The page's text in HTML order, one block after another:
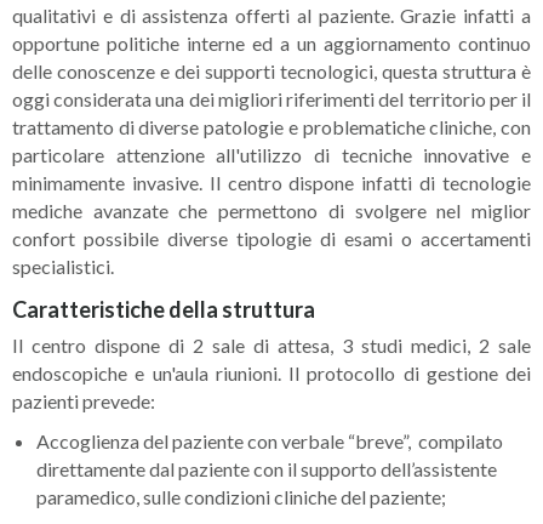
qualitativi e di assistenza offerti al paziente. Grazie infatti a
opportune politiche interne ed a un aggiornamento continuo
delle conoscenze e dei supporti tecnologici, questa struttura è
oggi considerata una dei migliori riferimenti del territorio per il
trattamento di diverse patologie e problematiche cliniche, con
particolare attenzione all'utilizzo di tecniche innovative e
minimamente invasive. Il centro dispone infatti di tecnologie
mediche avanzate che permettono di svolgere nel miglior
confort possibile diverse tipologie di esami o accertamenti
specialistici.
Caratteristiche della struttura
Il centro dispone di 2 sale di attesa, 3 studi medici, 2 sale
endoscopiche e un'aula riunioni. Il protocollo di gestione dei
pazienti prevede:
Accoglienza del paziente con verbale “breve”, compilato
direttamente dal paziente con il supporto dell’assistente
paramedico, sulle condizioni cliniche del paziente;